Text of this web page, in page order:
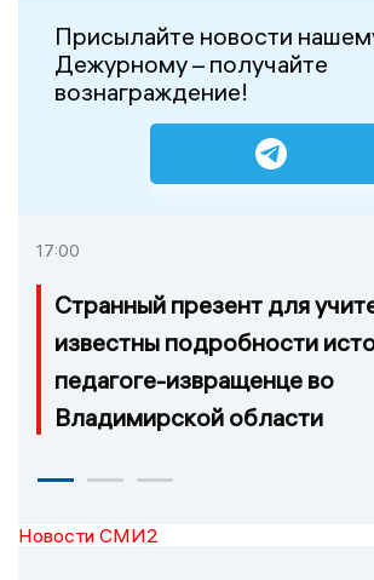
Присылайте новости
Дежурному – получайте
вознаграждение!
17:00
Странный презент для
известны подробности
педагоге-извращенце во
Владимирской области
Новости СМИ2